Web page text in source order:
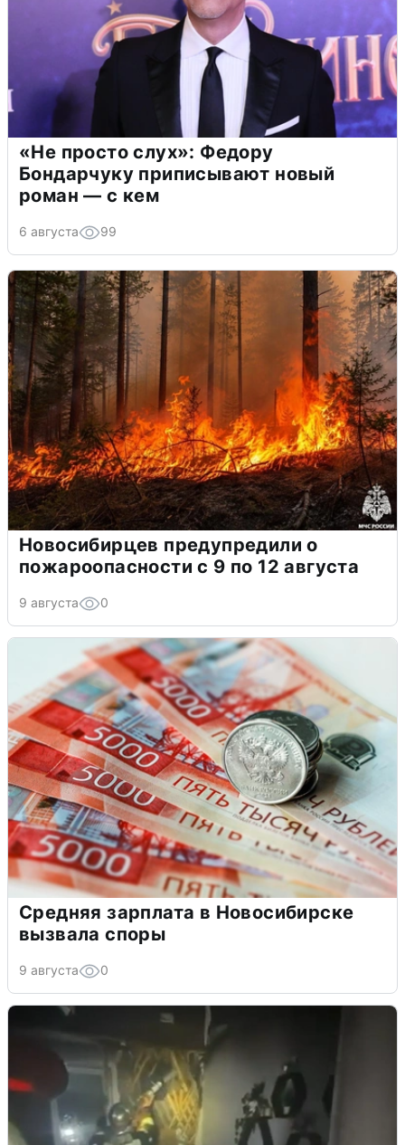
«Не просто слух»: Федору
Бондарчуку приписывают новый
роман — с кем
6 августа 99
Новосибирцев предупредили о
пожароопасности с 9 по 12 августа
9 августа 0
Средняя зарплата в Новосибирске
вызвала споры
9 августа 0